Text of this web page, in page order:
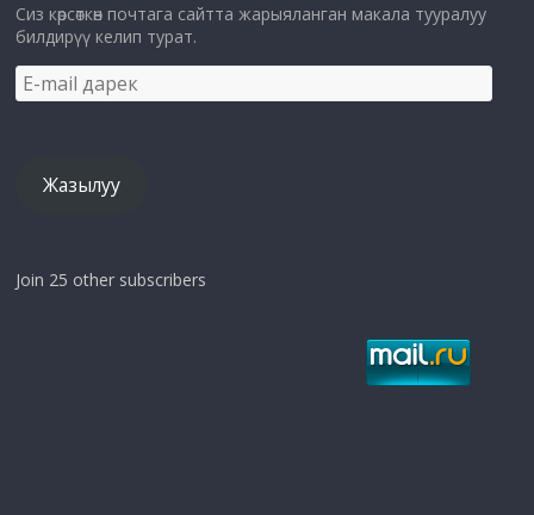
Сиз көрсөткөн почтага сайтта жарыяланган макала тууралуу
билдирүү келип турат.
E-
mail
Жазылуу
Join 25 other subscribers